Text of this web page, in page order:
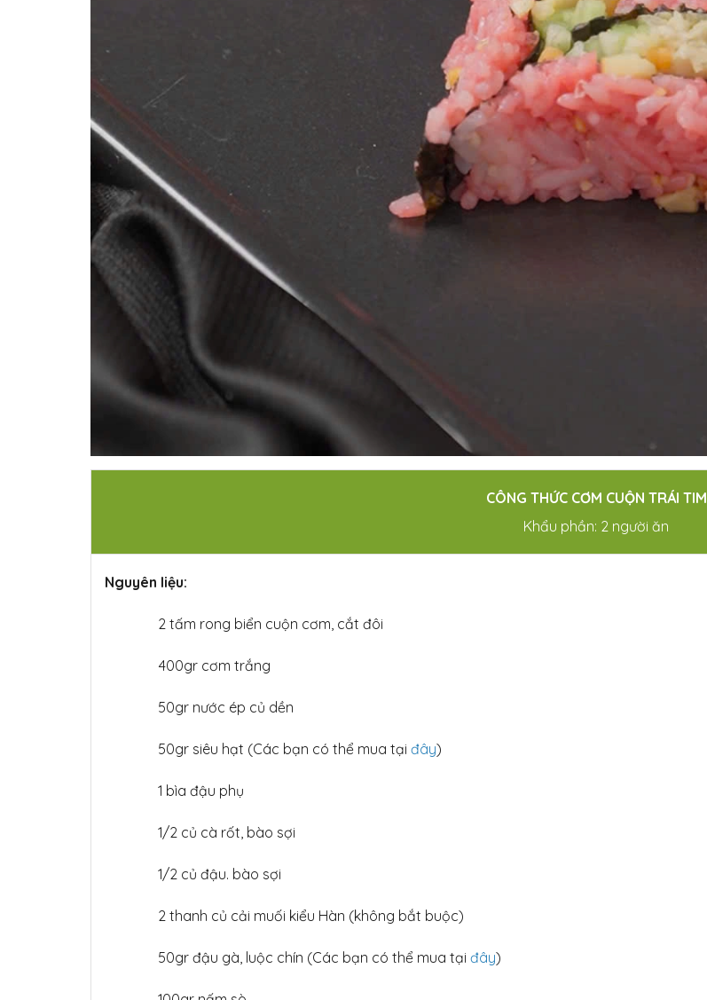
CÔNG THỨC CƠM CUỘN TRÁI TIM
Khẩu phần: 2 người ăn
Nguyên liệu:
2 tấm rong biển cuộn cơm, cắt đôi
400gr cơm trắng
50gr nước ép củ dền
50gr siêu hạt (Các bạn có thể mua tại đây)
1 bìa đậu phụ
1/2 củ cà rốt, bào sợi
1/2 củ đậu. bào sợi
2 thanh củ cải muối kiểu Hàn (không bắt buộc)
50gr đậu gà, luộc chín (Các bạn có thể mua tại đây)